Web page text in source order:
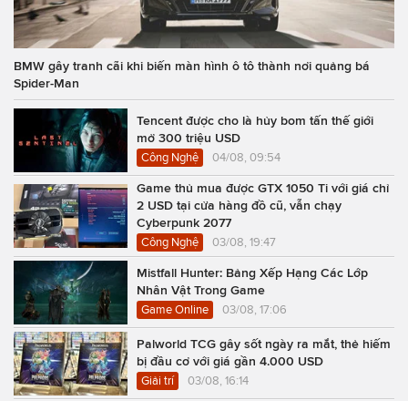
BMW gây tranh cãi khi biến màn hình ô tô thành nơi quảng bá
Spider-Man
Tencent được cho là hủy bom tấn thế giới
mở 300 triệu USD
Công Nghệ 04/08, 09:54
Game thủ mua được GTX 1050 Ti với giá chỉ
2 USD tại cửa hàng đồ cũ, vẫn chạy
Cyberpunk 2077
Công Nghệ 03/08, 19:47
Mistfall Hunter: Bảng Xếp Hạng Các Lớp
Nhân Vật Trong Game
Game Online 03/08, 17:06
Palworld TCG gây sốt ngày ra mắt, thẻ hiếm
bị đầu cơ với giá gần 4.000 USD
Giải trí 03/08, 16:14